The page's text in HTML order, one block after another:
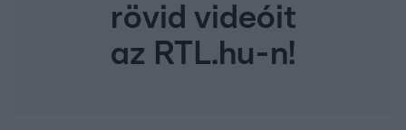
rövid videóit
az RTL.hu-n!